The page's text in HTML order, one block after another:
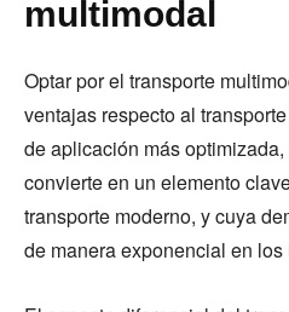
multimodal
Optar por el transporte
ventajas respecto al
de aplicación más
convierte en un elemento
transporte moderno, y cuya
de manera exponencial en